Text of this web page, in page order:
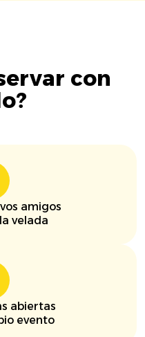
con
amigos
velada
abiertas
evento